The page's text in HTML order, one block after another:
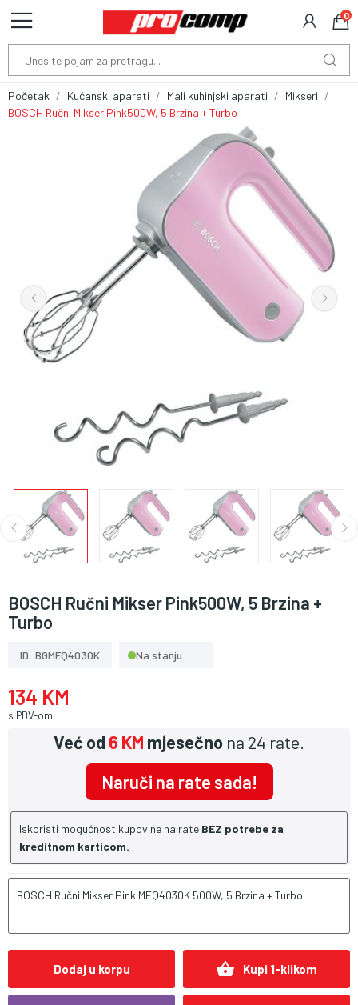
0
Početak Kućanski aparati Mali kuhinjski aparati
Mikseri
BOSCH Ručni Mikser Pink500W, 5 Brzina + Turbo
BOSCH Ručni Mikser Pink500W, 5 Brzina +
Turbo
ID: BGMFQ4030K Na stanju
134 KM
s PDV-om
Već od6 KM mjesečno na 24 rate.
Naruči na rate sada!
Iskoristi mogućnost kupovine na rate BEZ potrebe za
kreditnom karticom.
BOSCH Ručni Mikser Pink MFQ4030K 500W, 5 Brzina + Turbo
Dodaj u korpu shopping_basket Kupi 1-klikom